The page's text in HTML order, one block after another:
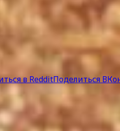
в RedditПоделиться